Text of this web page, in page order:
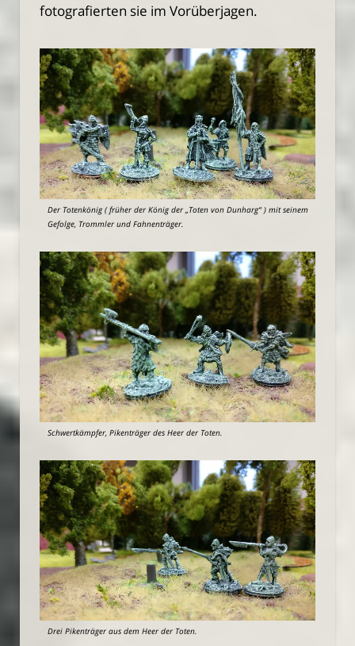
fotografierten sie im Vorüberjagen.
Der Totenkönig ( früher der König der „Toten von Dunharg“ ) mit seinem
Gefolge, Trommler und Fahnenträger.
Schwertkämpfer, Pikenträger des Heer der Toten.
Drei Pikenträger aus dem Heer der Toten.